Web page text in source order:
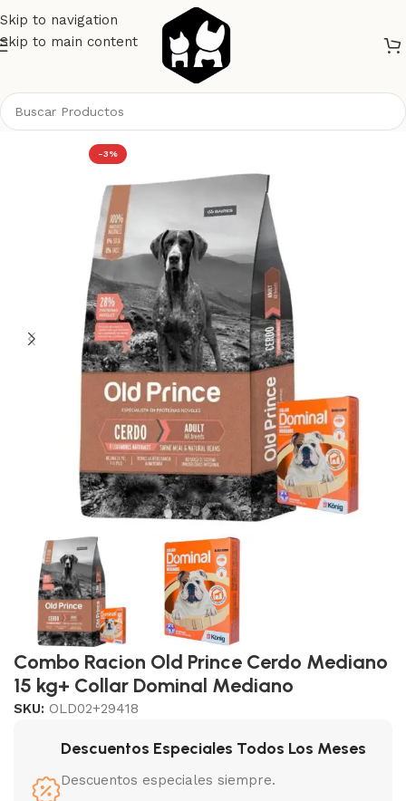
Skip to navigation
Skip to main content
-3%
Combo Racion Old Prince Cerdo Mediano
15 kg+ Collar Dominal Mediano
SKU: OLD02+29418
Descuentos Especiales Todos Los Meses
Descuentos especiales siempre.